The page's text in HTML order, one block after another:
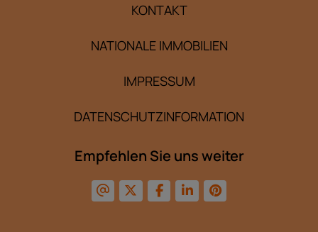
KONTAKT
NATIONALE IMMOBILIEN
IMPRESSUM
DATENSCHUTZINFORMATION
Empfehlen Sie uns weiter